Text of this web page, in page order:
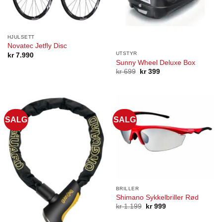
HJULSETT
Novatec Jetfly Disc
kr7.990 UTSTYR
Sunny Wheel Deluxe Box
kr699
Opprinnelig
kr399Nåværende
SALG SALG
BRILLER
Shimano Sykkelbriller Rød
kr1.199
Opprinnelig
kr999Nåværende